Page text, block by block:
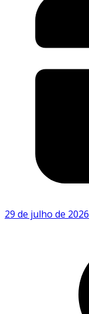
29 de julho de 2026